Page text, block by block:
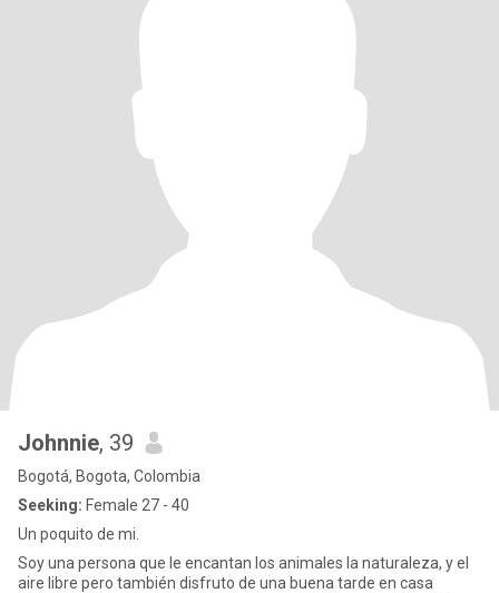
Johnnie, 39
Bogotá, Bogota, Colombia
Seeking: Female 27 - 40
Un poquito de mi.
Soy una persona que le encantan los animales la naturaleza, y el
aire libre pero también disfruto de una buena tarde en casa